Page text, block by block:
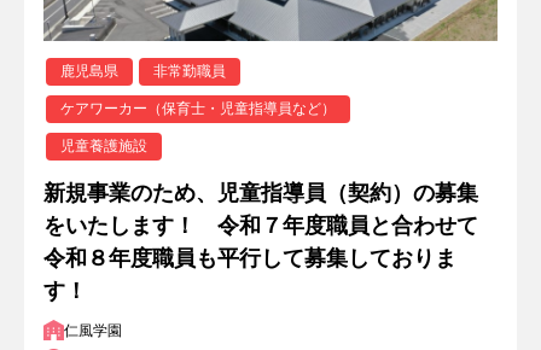
鹿児島県 非常勤職員
ケアワーカー（保育士・児童指導員など）
児童養護施設
新規事業のため、児童指導員（契約）の募集
をいたします！ 令和７年度職員と合わせて
令和８年度職員も平行して募集しておりま
す！
仁風学園